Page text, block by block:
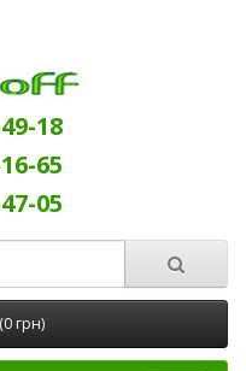
18
65
05
грн)